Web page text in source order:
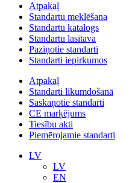
Atpakaļ
Standartu meklēšana
Standartu katalogs
Standartu lasītava
Paziņotie standarti
Standarti iepirkumos
Atpakaļ
Standarti likumdošanā
Saskaņotie standarti
CE marķējums
Tiesību akti
Piemērojamie standarti
LV
LV
EN